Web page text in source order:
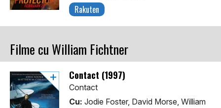
Rakuten
Filme cu William Fichtner
Contact (1997)
Contact
Cu: Jodie Foster, David Morse, William